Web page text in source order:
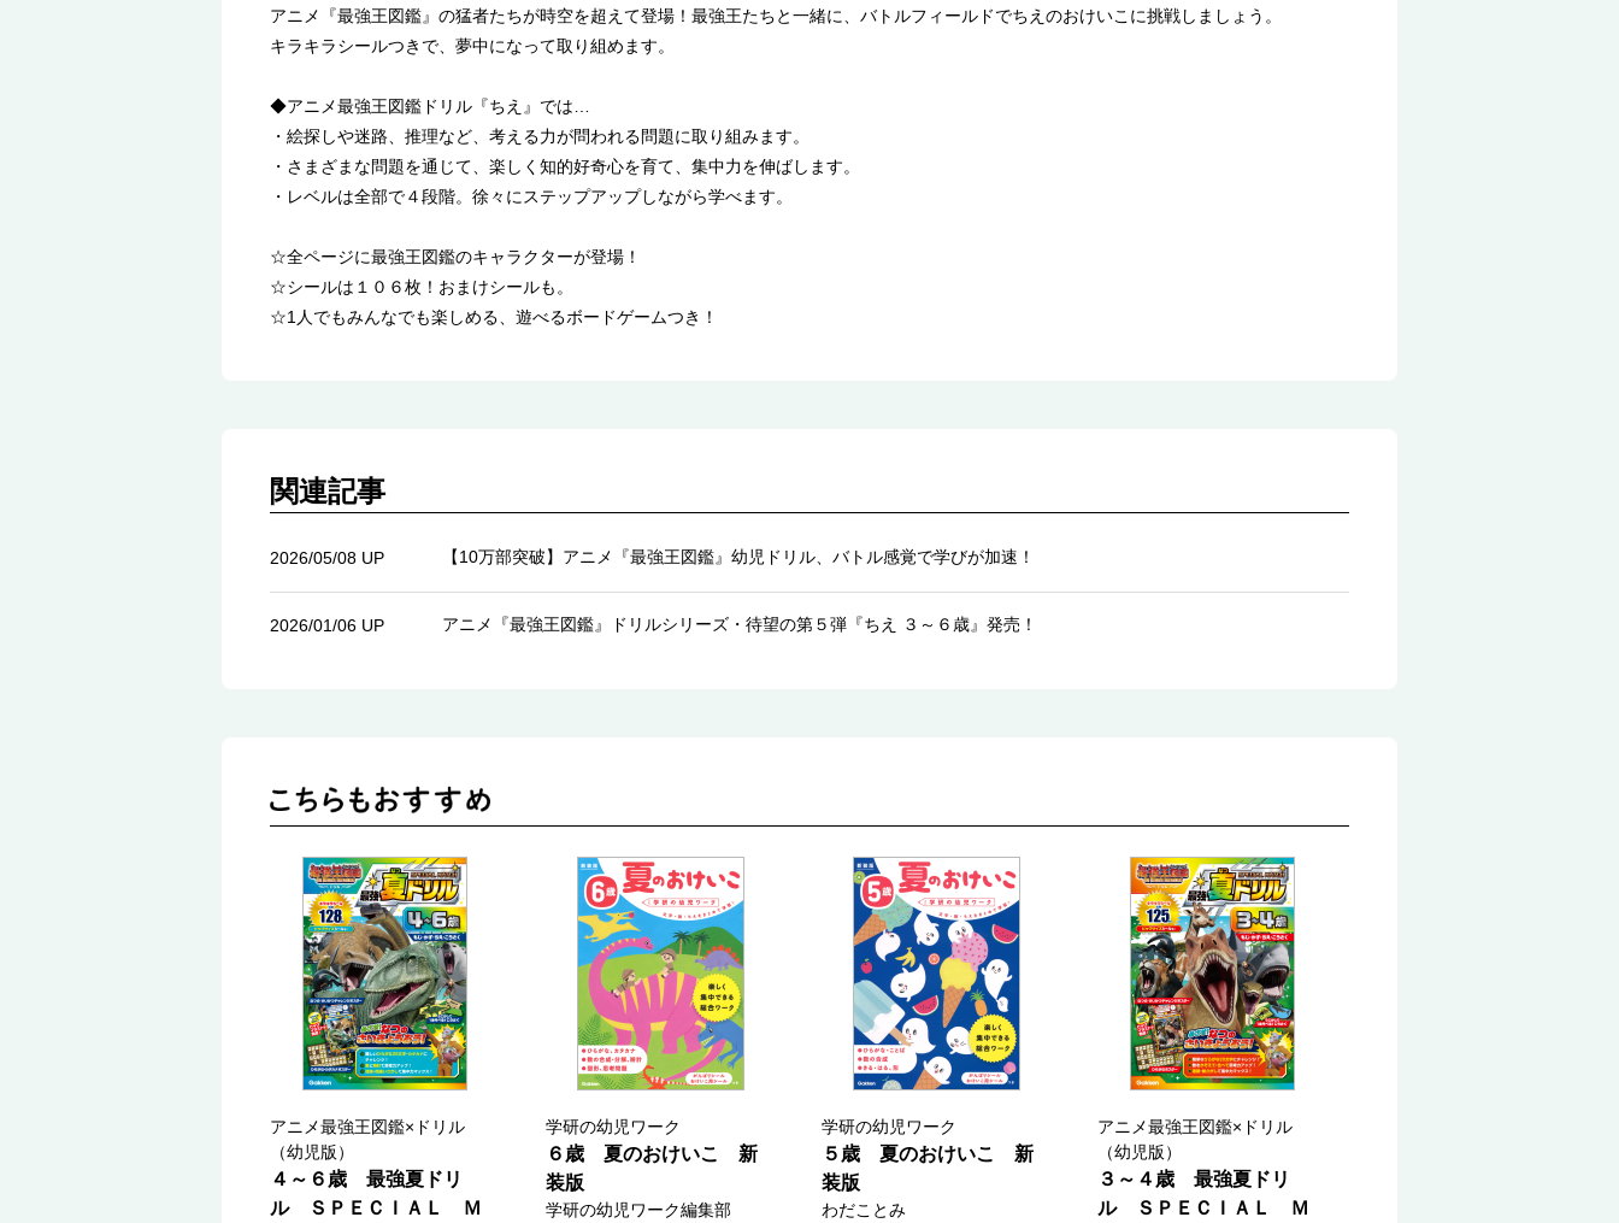
アニメ『最強王図鑑』の猛者たちが時空を超えて登場！最強王たちと一緒に、バトルフィールドでちえのおけいこに挑戦しましょう。
キラキラシールつきで、夢中になって取り組めます。
◆アニメ最強王図鑑ドリル『ちえ』では…
・絵探しや迷路、推理など、考える力が問われる問題に取り組みます。
・さまざまな問題を通じて、楽しく知的好奇心を育て、集中力を伸ばします。
・レベルは全部で４段階。徐々にステップアップしながら学べます。
☆全ページに最強王図鑑のキャラクターが登場！
☆シールは１０６枚！おまけシールも。
☆1人でもみんなでも楽しめる、遊べるボードゲームつき！
関連記事
2026/05/08 UP 【10万部突破】アニメ『最強王図鑑』幼児ドリル、バトル感覚で学びが加速！
2026/01/06 UP アニメ『最強王図鑑』ドリルシリーズ・待望の第５弾『ちえ ３～６歳』発売！
アニメ最強王図鑑×ドリル
（幼児版）
４～６歳 最強夏ドリ
ル ＳＰＥＣＩＡＬ Ｍ
学研の幼児ワーク
６歳 夏のおけいこ 新
装版
学研の幼児ワーク編集部
学研の幼児ワーク
５歳 夏のおけいこ 新
装版
わだことみ
アニメ最強王図鑑×ドリル
（幼児版）
３～４歳 最強夏ドリ
ル ＳＰＥＣＩＡＬ Ｍ